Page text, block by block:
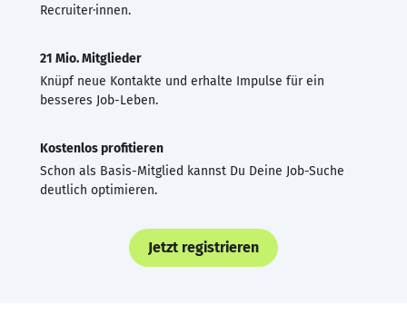
Recruiter·innen.
21 Mio. Mitglieder
Knüpf neue Kontakte und erhalte Impulse für ein
besseres Job-Leben.
Kostenlos profitieren
Schon als Basis-Mitglied kannst Du Deine Job-Suche
deutlich optimieren.
Jetzt registrieren